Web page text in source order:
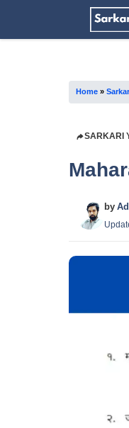
to
Home »
SARKARI
by